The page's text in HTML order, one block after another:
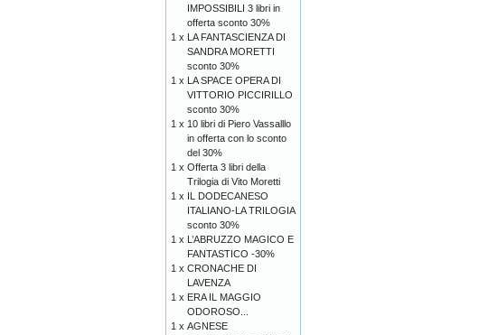
IMPOSSIBILI 3 libri in
offerta sconto 30%
1 x LA FANTASCIENZA DI
SANDRA MORETTI
sconto 30%
1 x LA SPACE OPERA DI
VITTORIO PICCIRILLO
sconto 30%
1 x 10 libri di Piero Vassalllo
in offerta con lo sconto
del 30%
1 x Offerta 3 libri della
Trilogia di Vito Moretti
1 x IL DODECANESO
ITALIANO-LA TRILOGIA
sconto 30%
1 x L’ABRUZZO MAGICO E
FANTASTICO -30%
1 x CRONACHE DI
LAVENZA
1 x ERA IL MAGGIO
ODOROSO...
1 x AGNESE